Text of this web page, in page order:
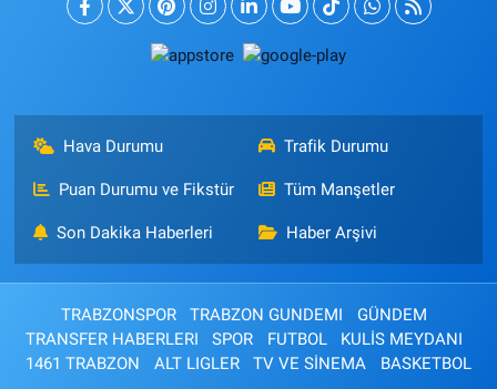
Hava Durumu Trafik Durumu
Puan Durumu ve Fikstür Tüm Manşetler
Son Dakika Haberleri Haber Arşivi
TRABZONSPOR TRABZON GUNDEMI
GÜNDEM
TRANSFER HABERLERI
SPOR FUTBOL
KULİS MEYDANI
1461 TRABZON
ALT LIGLER TV VE SİNEMA BASKETBOL